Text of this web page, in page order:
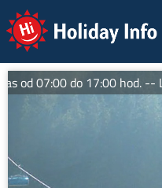
Holiday Info
od 07:00 do 17:00 hod. --